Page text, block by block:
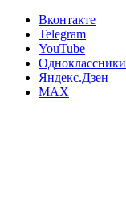
Вконтакте
Telegram
YouTube
Одноклассники
Яндекс.Дзен
MAX